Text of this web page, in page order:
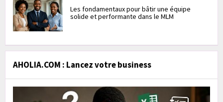
Les fondamentaux pour bâtir une équipe
solide et performante dans le MLM
AHOLIA.COM : Lancez votre business